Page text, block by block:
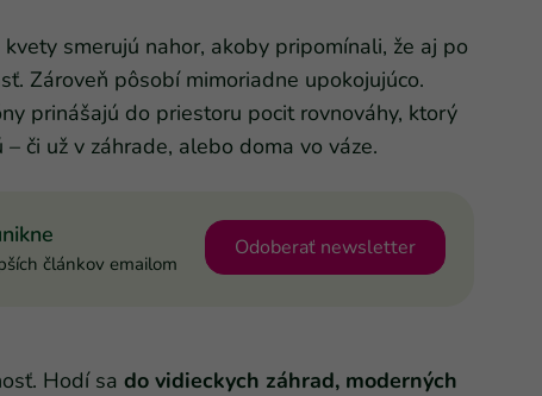
smerujú nahor, akoby pripomínali, že aj po
Zároveň pôsobí mimoriadne upokojujúco.
prinášajú do priestoru pocit rovnováhy, ktorý
či už v záhrade, alebo doma vo váze.
článkov emailom
Odoberať newsletter
Hodí sa do vidieckych záhrad, moderných